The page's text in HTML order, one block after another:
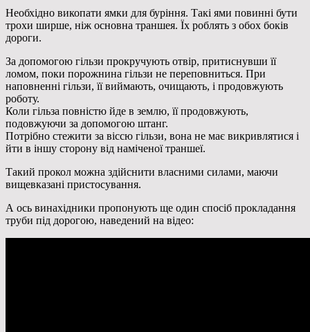
Необхідно викопати ямки для буріння. Такі ями повинні бути
трохи ширше, ніж основна траншея. Їх роблять з обох боків
дороги.
За допомогою гільзи прокручують отвір, притиснувши її
ломом, поки порожнина гільзи не переповниться. При
наповненні гільзи, її виймають, очищають, і продовжують
роботу.
Коли гільза повністю йде в землю, її продовжують,
подовжуючи за допомогою штанг.
Потрібно стежити за віссю гільзи, вона не має викривлятися і
йти в іншу сторону від наміченої траншеї.
Такий прокол можна здійснити власними силами, маючи
вищевказані пристосування.
А ось винахідники пропонують ще один спосіб прокладання
труби під дорогою, наведений на відео: